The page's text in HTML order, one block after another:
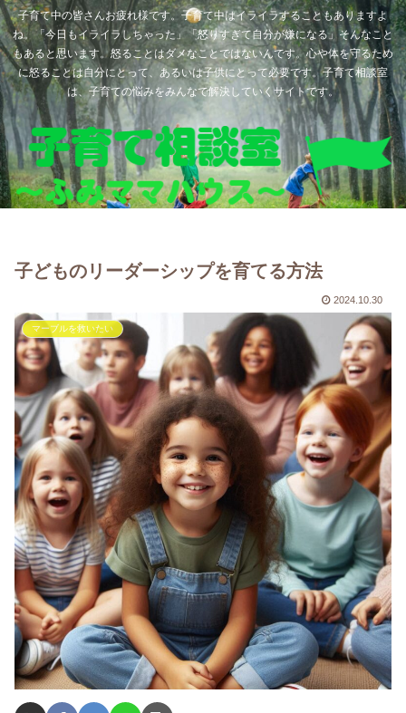
子育て中の皆さんお疲れ様です。子育て中はイライラすることもありますよ
ね。「今日もイライラしちゃった」「怒りすぎて自分が嫌になる」そんなこと
もあると思います。怒ることはダメなことではないんです。心や体を守るため
に怒ることは自分にとって、あるいは子供にとって必要です。子育て相談室
は、子育ての悩みをみんなで解決していくサイトです。
子どものリーダーシップを育てる方法
2024.10.30
マーブルを救いたい